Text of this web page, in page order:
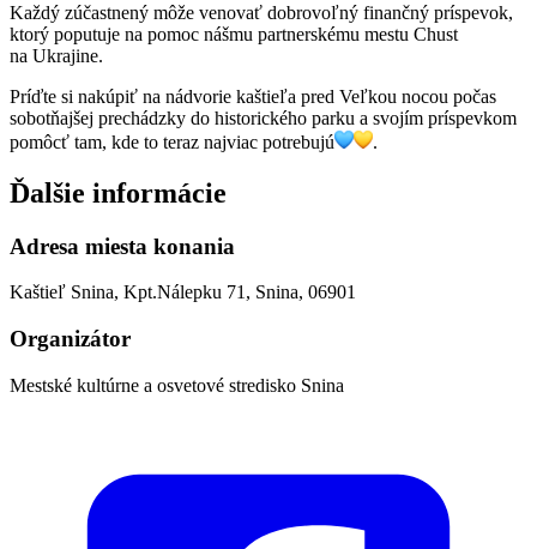
Každý zúčastnený môže venovať dobrovoľný finančný príspevok,
ktorý poputuje na pomoc nášmu partnerskému mestu Chust
na Ukrajine.
Príďte si nakúpiť na nádvorie kaštieľa pred Veľkou nocou počas
sobotňajšej prechádzky do historického parku a svojím príspevkom
pomôcť tam, kde to teraz najviac potrebujú
.
Ďalšie informácie
Adresa miesta konania
Kaštieľ Snina, Kpt.Nálepku 71, Snina, 06901
Organizátor
Mestské kultúrne a osvetové stredisko Snina